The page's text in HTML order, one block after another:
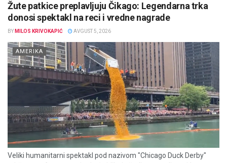
Žute patkice preplavljuju Čikago: Legendarna trka
donosi spektakl na reci i vredne nagrade
BY MILOS KRIVOKAPIĆ AVGUST 5, 2026
AMERIKA
Veliki humanitarni spektakl pod nazivom "Chicago Duck Derby"